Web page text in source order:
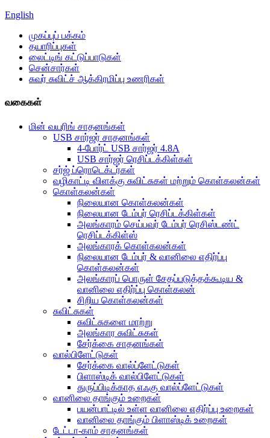
English
முகப்புப் பக்கம்
தயாரிப்புகள்
லைட்டிங் கட்டுப்பாடுகள்
சென்சார்கள்
சுவர் சுவிட்ச் ஆக்கிரமிப்பு உணரிகள்
வகைகள்
மின் வயரிங் சாதனங்கள்
USB சார்ஜர் சாதனங்கள்
4-போர்ட் USB சார்ஜர் 4.8A
USB சார்ஜர் ரெசிப்டக்கிள்கள்
சர்ஜ் ப்ரொடெக்டர்கள்
வழிகாட்டி விளக்கு சுவிட்சுகள் மற்றும் கொள்கலன்கள்
கொள்கலன்கள்
நிலையான கொள்கலன்கள்
நிலையான டேம்பர் ரெசிப்டக்கிள்கள்
அலங்காரம் செய்பவர் டேம்பர் ரெசிஸ்டண்ட்
ரெசிப்டக்கிள்ஸ்
அலங்காரக் கொள்கலன்கள்
நிலையான டேம்பர் & வானிலை எதிர்ப்பு
கொள்கலன்கள்
அலங்காரப் பொருள் சேதப்படுத்தக்கூடிய &
வானிலை எதிர்ப்பு கொள்கலன்
சிறிய கொள்கலன்கள்
சுவிட்சுகள்
சுவிட்சுகளை மாற்று
அலங்கார சுவிட்சுகள்
சேர்க்கை சாதனங்கள்
வால்பிளேட்டுகள்
சேர்க்கை வால்ப்ளேட்டுகள்
பிளாஸ்டிக் வால்பிளேட்டுகள்
துருப்பிடிக்காத எஃகு வால்ப்ளேட்டுகள்
வானிலை தாங்கும் உறைகள்
பயன்பாட்டில் உள்ள வானிலை எதிர்ப்பு உறைகள்
வானிலை தாங்கும் பிளாஸ்டிக் உறைகள்
டேட்டா-காம் சாதனங்கள்